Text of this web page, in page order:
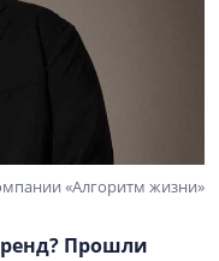
«Алгоритм жизни»
Прошли